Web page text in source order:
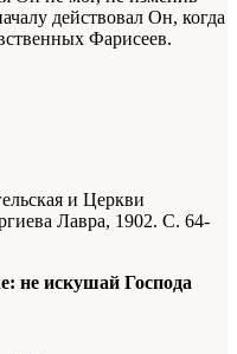
действовал Он, когда
Фарисеев.
и Церкви
Лавра, 1902. С. 64-
не искушай Господа